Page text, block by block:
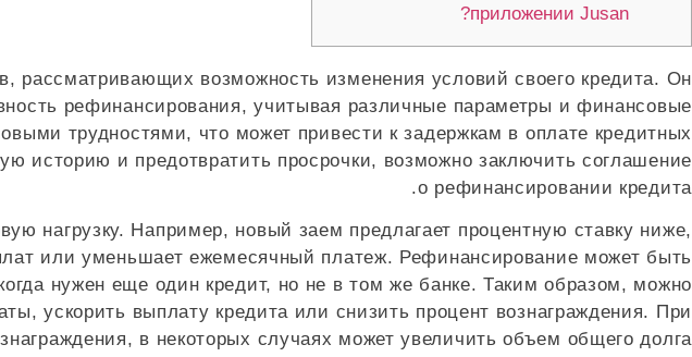
приложении Jusan?
возможность изменения условий своего кредита. Он
рефинансирования, учитывая различные параметры и финансовые
трудностями, что может привести к задержкам в оплате кредитных
историю и предотвратить просрочки, возможно заключить соглашение
о рефинансировании кредита.
нагрузку. Например, новый заем предлагает процентную ставку ниже,
или уменьшает ежемесячный платеж. Рефинансирование может быть
нужен еще один кредит, но не в том же банке. Таким образом, можно
ускорить выплату кредита или снизить процент вознаграждения. При
в некоторых случаях может увеличить объем общего долга.